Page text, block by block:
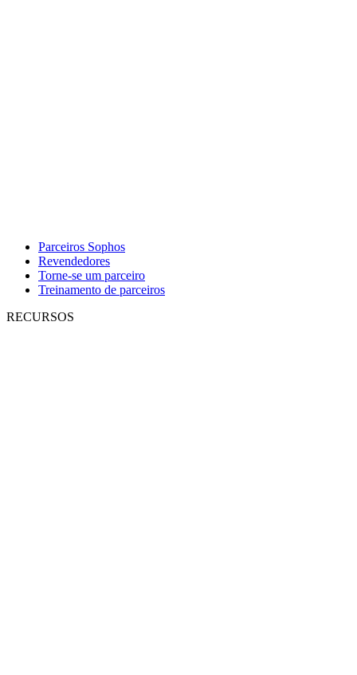
Parceiros Sophos
Revendedores
Torne-se um parceiro
Treinamento de parceiros
RECURSOS